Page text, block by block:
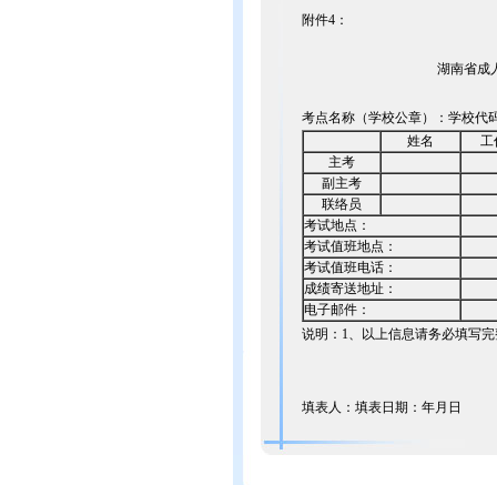
附件4：
湖南省成
考点名称（学校公章）：学校代
姓名
工
主考
副主考
联络员
考试地点：
考试值班地点：
考试值班电话：
成绩寄送地址：
电子邮件：
说明：1、以上信息请务必填写
填表人：填表日期：年月日